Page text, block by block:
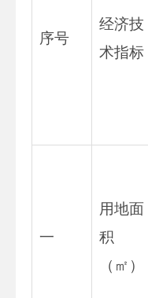
序号
经济技
术指标
一
用地面
积
（㎡）